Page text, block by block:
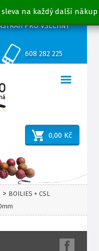
na každý další nákup
PRO VŠECHNY
608 282 225
0,00 Kč
> BOILIES + CSL